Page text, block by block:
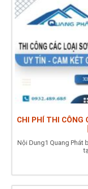
CHI PHÍ THI CÔNG
Nội Dung1 Quang Phát